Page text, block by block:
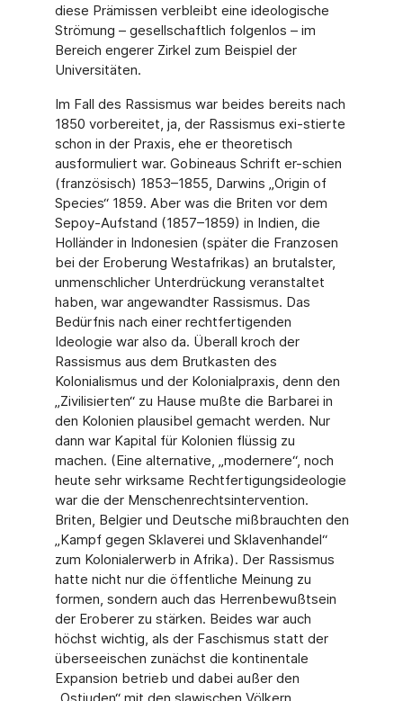
diese Prämissen verbleibt eine ideologische
Strömung – gesellschaftlich folgenlos – im
Bereich engerer Zirkel zum Beispiel der
Universitäten.
Im Fall des Rassismus war beides bereits nach
1850 vorbereitet, ja, der Rassismus exi-stierte
schon in der Praxis, ehe er theoretisch
ausformuliert war. Gobineaus Schrift er-schien
(französisch) 1853–1855, Darwins „Origin of
Species“ 1859. Aber was die Briten vor dem
Sepoy-Aufstand (1857–1859) in Indien, die
Holländer in Indonesien (später die Franzosen
bei der Eroberung Westafrikas) an brutalster,
unmenschlicher Unterdrückung veranstaltet
haben, war angewandter Rassismus. Das
Bedürfnis nach einer rechtfertigenden
Ideologie war also da. Überall kroch der
Rassismus aus dem Brutkasten des
Kolonialismus und der Kolonialpraxis, denn den
„Zivilisierten“ zu Hause mußte die Barbarei in
den Kolonien plausibel gemacht werden. Nur
dann war Kapital für Kolonien flüssig zu
machen. (Eine alternative, „modernere“, noch
heute sehr wirksame Rechtfertigungsideologie
war die der Menschenrechtsintervention.
Briten, Belgier und Deutsche mißbrauchten den
„Kampf gegen Sklaverei und Sklavenhandel“
zum Kolonialerwerb in Afrika). Der Rassismus
hatte nicht nur die öffentliche Meinung zu
formen, sondern auch das Herrenbewußtsein
der Eroberer zu stärken. Beides war auch
höchst wichtig, als der Faschismus statt der
überseeischen zunächst die kontinentale
Expansion betrieb und dabei außer den